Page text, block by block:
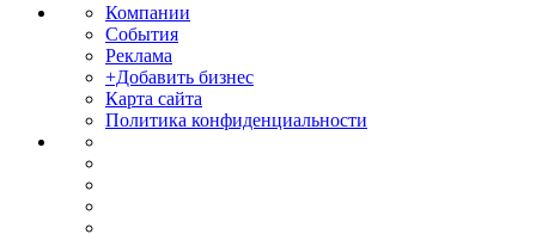
Компании
События
Реклама
+Добавить бизнес
Карта сайта
Политика конфиденциальности